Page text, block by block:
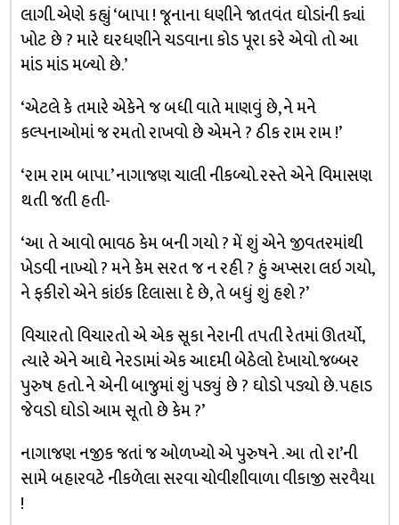
લાગી. એણે કહ્યું ‘બાપા ! જૂનાના ધણીને જાતવંત ઘોડાંની ક્યાં
ખોટ છે ? મારે ઘરધણીને ચડવાના કોડ પૂરા કરે એવો તો આ
માંડ માંડ મળ્યો છે.’
‘એટલે કે તમારે એકેને જ બધી વાતે માણવું છે, ને મને
કલ્પનાઓમાં જ રમતો રાખવો છે એમને ? ઠીક રામ રામ !’
‘રામ રામ બાપા.’ નાગાજણ ચાલી નીકળ્યો. રસ્તે એને વિમાસણ
થતી જતી હતી-
‘આ તે આવો ભાવઠ કેમ બની ગયો ? મેં શું એને જીવતરમાંથી
ખેડવી નાખ્યો ? મને કેમ સરત જ ન રહી ? હું અપ્સરા લઇ ગયો,
ને ફકીરો એને કાંઇક દિલાસા દે છે, તે બધું શું હશે ?’
વિચારતો વિચારતો એ એક સૂકા નેરાની તપતી રેતમાં ઊતર્યો,
ત્યારે એને આઘે નેરડામાં એક આદમી બેઠેલો દેખાયો.જબ્બર
પુરુષ હતો. ને એની બાજુમાં શું પડ્યું છે ? ઘોડો પડ્યો છે. પહાડ
જેવડો ઘોડો આમ સૂતો છે કેમ ?’
નાગાજણ નજીક જતાં જ ઓળખ્યો એ પુરુષને . આ તો રા’ની
સામે બહારવટે નીકળેલા સરવા ચોવીશીવાળા વીકાજી સરવૈયા
!